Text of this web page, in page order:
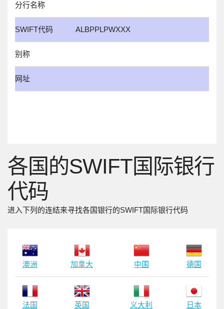
分行名称
SWIFT代码 ALBPPLPWXXX
别称
网址
各国的SWIFT国际银行
代码
进入下列的连结来寻找各国银行的SWIFT国际银行代码
澳洲 加拿大 中国 德国
法国 英国 义大利 日本